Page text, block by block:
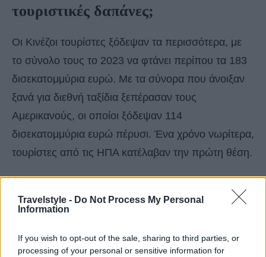
Travelstyle - Do Not Process My Personal
Information
If you wish to opt-out of the sale, sharing to third parties, or
processing of your personal or sensitive information for
τουριστικές δαπάνες;
Οι Κινέζοι τουρίστες ξόδεψαν τα περισσότερα, με
το σύνολο τους το 2023 να φτάνει περίπου τα 183
δισεκατομμύρια ευρώ. Με τα σύνορα που άνοιξαν
ξανά για διεθνή ταξίδια ξεπέρασαν τους
Αμερικανούς, οι οποίοι ξόδεψαν 114
δισεκατομμύρια ευρώ πέρυσι. Ένα χρόνο νωρίτερα,
τουρίστες από τις ΗΠΑ κατέλαβαν την πρώτη θέση.
τουριστικές δαπάνες, συγκεντρώνοντας συνολικά
με 102 δισεκατομμύρια ευρώ.